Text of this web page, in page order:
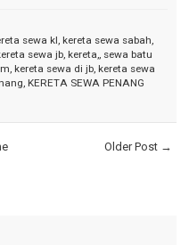
sewa kl, kereta sewa sabah,
sewa jb, kereta,, sewa batu
kereta sewa di jb, kereta sewa
KERETA SEWA PENANG
Older Post →